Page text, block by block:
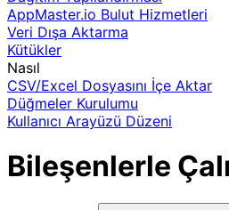
AppMaster.io Bulut Hizmetleri
Veri Dışa Aktarma
Kütükler
Nasıl
CSV/Excel Dosyasını İçe Aktar
Düğmeler Kurulumu
Kullanıcı Arayüzü Düzeni
Bileşenlerle